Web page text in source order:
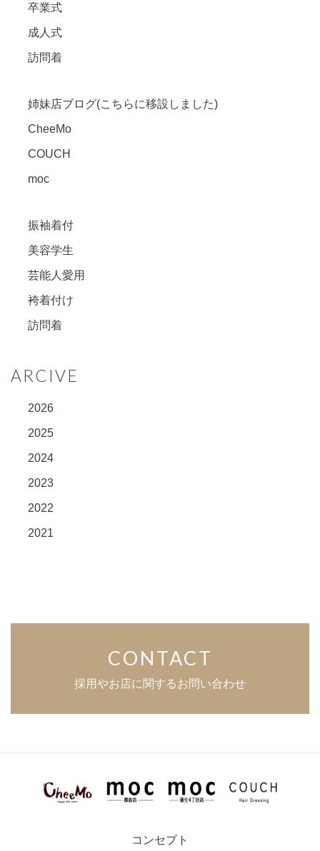
卒業式
成人式
訪問着
姉妹店ブログ(こちらに移設しました)
CheeMo
COUCH
moc
振袖着付
美容学生
芸能人愛用
袴着付け
訪問着
ARCIVE
2026
2025
2024
2023
2022
2021
CONTACT
採用やお店に関するお問い合わせ
コンセプト